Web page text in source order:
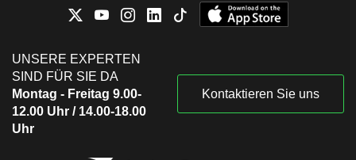
UNSERE EXPERTEN
SIND FÜR SIE DA
Montag - Freitag 9.00-
12.00 Uhr / 14.00-18.00
Uhr
Kontaktieren Sie uns